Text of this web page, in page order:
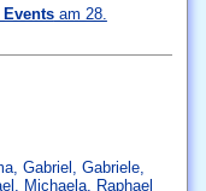
Eventsam 28.
, Gabriel Gabriele,
Michaela, Raphael